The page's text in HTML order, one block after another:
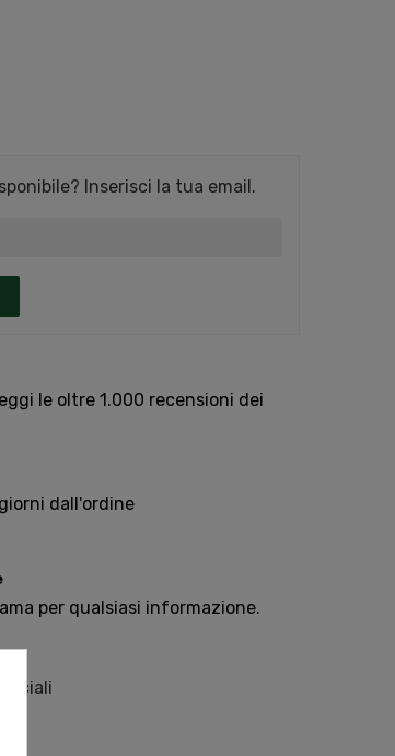
Inserisci la tua email.
le oltre 1.000 recensioni dei
dall'ordine
per qualsiasi informazione.